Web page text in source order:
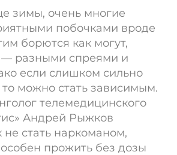
зимы, очень многие
побочками вроде
борются как могут,
— разными спреями и
если слишком сильно
можно стать зависимым.
телемедицинского
Андрей Рыжков
не стать наркоманом,
прожить без дозы